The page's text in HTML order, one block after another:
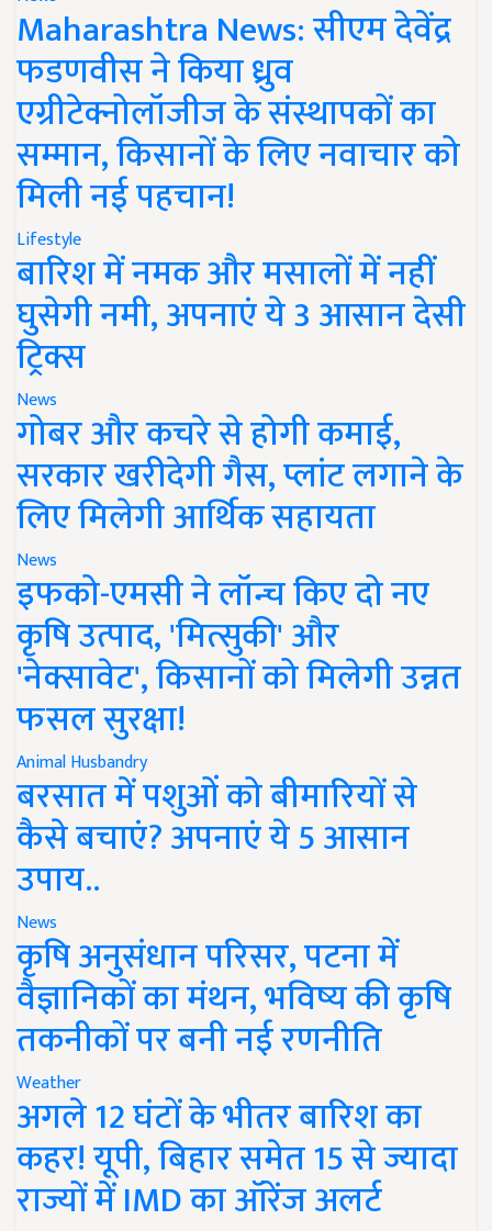
Maharashtra News: सीएम देवेंद्र
फडणवीस ने किया ध्रुव
एग्रीटेक्नोलॉजीज के संस्थापकों का
सम्मान, किसानों के लिए नवाचार को
मिली नई पहचान!
Lifestyle
बारिश में नमक और मसालों में नहीं
घुसेगी नमी, अपनाएं ये 3 आसान देसी
ट्रिक्स
News
गोबर और कचरे से होगी कमाई,
सरकार खरीदेगी गैस, प्लांट लगाने के
लिए मिलेगी आर्थिक सहायता
News
इफको-एमसी ने लॉन्च किए दो नए
कृषि उत्पाद, 'मित्सुकी' और
'नेक्सावेट', किसानों को मिलेगी उन्नत
फसल सुरक्षा!
Animal Husbandry
बरसात में पशुओं को बीमारियों से
कैसे बचाएं? अपनाएं ये 5 आसान
उपाय..
News
कृषि अनुसंधान परिसर, पटना में
वैज्ञानिकों का मंथन, भविष्य की कृषि
तकनीकों पर बनी नई रणनीति
Weather
अगले 12 घंटों के भीतर बारिश का
कहर! यूपी, बिहार समेत 15 से ज्यादा
राज्यों में IMD का ऑरेंज अलर्ट